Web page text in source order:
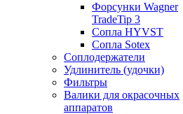
Форсунки Wagner
TradeTip 3
Сопла HYVST
Сопла Sotex
Соплодержатели
Удлинитель (удочки)
Фильтры
Валики для окрасочных
аппаратов